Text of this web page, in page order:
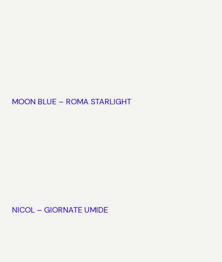
MOON BLUE – ROMA STARLIGHT
NICOL – GIORNATE UMIDE